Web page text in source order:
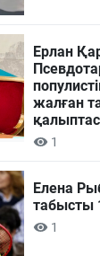
Ерлан
жалған
1
Елена
табысты
1